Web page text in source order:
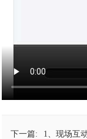
下一篇: 1、现场互